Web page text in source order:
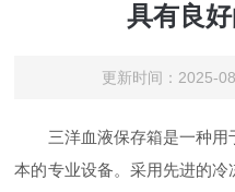
具有良
更新时间：2025-
三洋血液保存箱是一种用
本的专业设备。采用先进的